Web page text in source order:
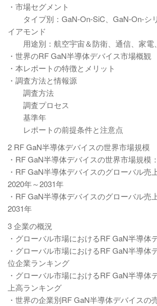
・市場セグメント
タイプ別：GaN-On-SiC、GaN-On-シ
イアモンド
用途別：航空宇宙＆防衛、通信、家電
・世界のRF GaN半導体デバイス市場概観
・本レポートの特徴とメリット
・調査方法と情報源
調査方法
調査プロセス
基準年
レポートの前提条件と注意点
2 RF GaN半導体デバイスの世界市場規模
・RF GaN半導体デバイスの世界市場規模
・RF GaN半導体デバイスのグローバル売
2020年～2031年
・RF GaN半導体デバイスのグローバル売
2031年
3 企業の概況
・グローバル市場におけるRF GaN半導体
・グローバル市場におけるRF GaN半導体
位企業ランキング
・グローバル市場におけるRF GaN半導体
上高ランキング
・世界の企業別RF GaN半導体デバイスの